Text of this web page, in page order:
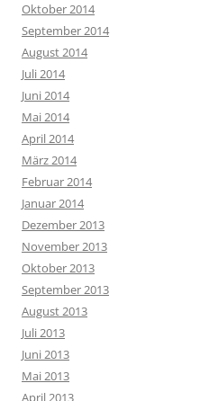
Oktober 2014
September 2014
August 2014
Juli 2014
Juni 2014
Mai 2014
April 2014
März 2014
Februar 2014
Januar 2014
Dezember 2013
November 2013
Oktober 2013
September 2013
August 2013
Juli 2013
Juni 2013
Mai 2013
April 2013